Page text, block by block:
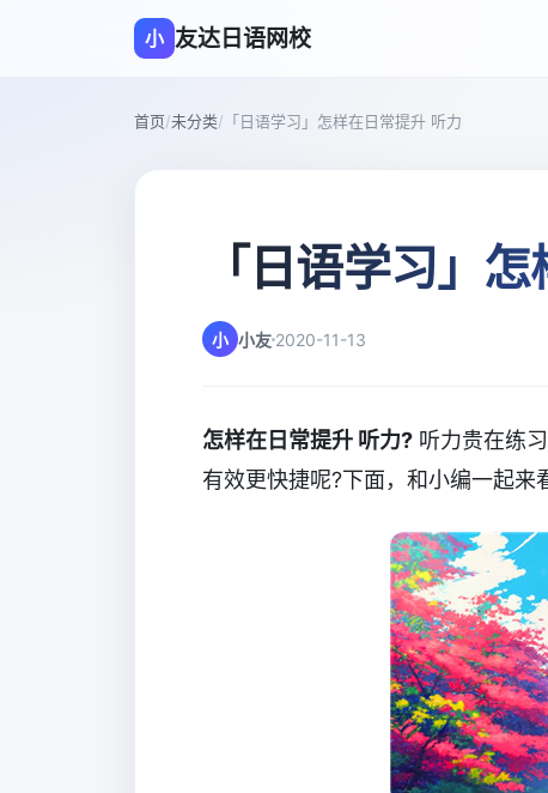
小 友达日语网校
首页/未分类/ 「日语学习」怎样在日常提升 听力
「日语学习」
小 小友 2020-11-13
怎样在日常提升 听力? 听力贵在练
有效更快捷呢?下面，和小编一起来